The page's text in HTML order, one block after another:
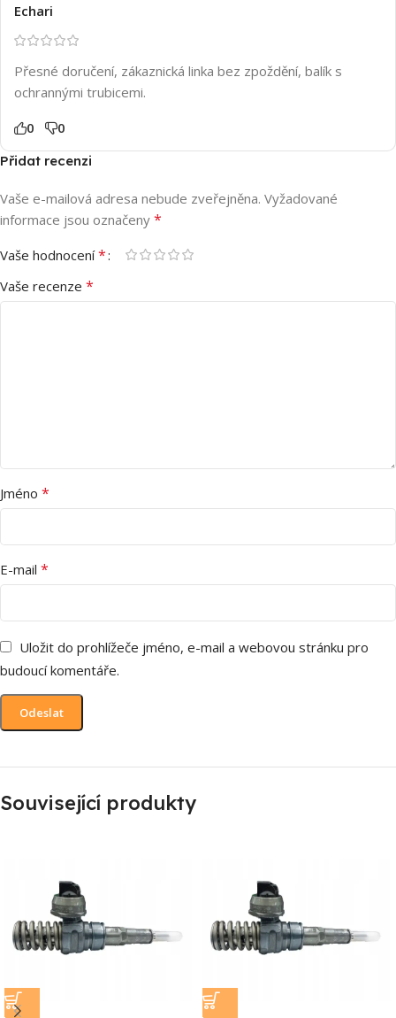
Echari
Přesné doručení, zákaznická linka bez zpoždění, balík s
ochrannými trubicemi.
0 0
Přidat recenzi
Vaše e-mailová adresa nebude zveřejněna. Vyžadované
informace jsou označeny *
Vaše hodnocení*
Vaše recenze *
Jméno *
E-mail *
Uložit do prohlížeče jméno, e-mail a webovou stránku pro
budoucí komentáře.
Související produkty